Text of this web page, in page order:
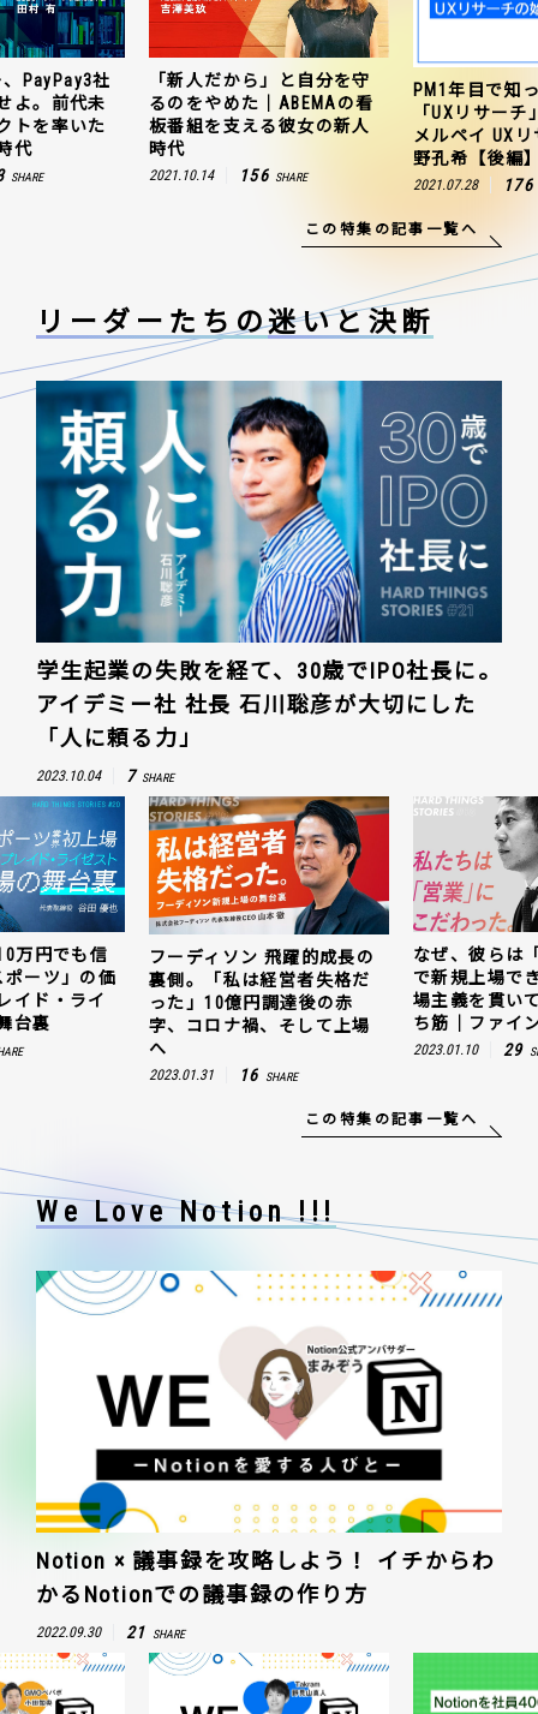
PayPay3社
よ。前代未
トを率いた
代
SHARE
「新人だから」と自分を守
るのをやめた｜ABEMAの看
板番組を支える彼女の新人
時代
2021.10.14 156 SHARE
PM1年目で知
「UXリサー
メルペイ UX
野孔希【後編
2021.07.28 176
この特集の記事一覧へ
リーダーたちの迷いと決断
学生起業の失敗を経て、30歳でIPO社長に。
アイデミー社 社長 石川聡彦が大切にした
「人に頼る力」
2023.10.04 7 SHARE
万円でも信
ーツ」の価
イド・ライ
台裏
フーディソン 飛躍的成長の
裏側。「私は経営者失格だ
った」10億円調達後の赤
字、コロナ禍、そして上場
へ
2023.01.31 16 SHARE
なぜ、彼らは
で新規上場で
場主義を貫い
ち筋｜ファイ
2023.01.10 29
この特集の記事一覧へ
We Love Notion !!!
Notion × 議事録を攻略しよう！ イチからわ
かるNotionでの議事録の作り方
2022.09.30 21 SHARE